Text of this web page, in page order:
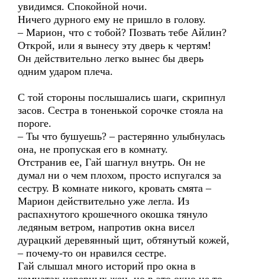
увидимся. Спокойной ночи.
Ничего дурного ему не пришло в голову.
– Марион, что с тобой? Позвать тебе Айлин?
Открой, или я вынесу эту дверь к чертям!
Он действительно легко вынес бы дверь
одним ударом плеча.
С той стороны послышались шаги, скрипнул
засов. Сестра в тоненькой сорочке стояла на
пороге.
– Ты что бушуешь? – растерянно улыбнулась
она, не пропуская его в комнату.
Отстранив ее, Гай шагнул внутрь. Он не
думал ни о чем плохом, просто испугался за
сестру. В комнате никого, кровать смята –
Марион действительно уже легла. Из
распахнутого крошечного окошка тянуло
ледяным ветром, напротив окна висел
дурацкий деревянный щит, обтянутый кожей,
– почему-то он нравился сестре.
Гай слышал много историй про окна в